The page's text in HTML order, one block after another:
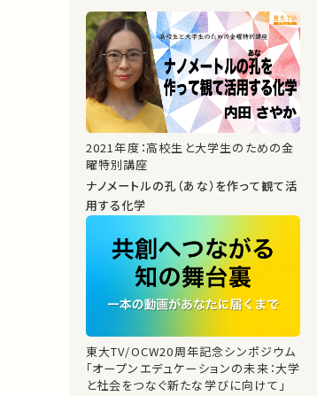
2021年度：高校生と大学生のための金
曜特別講座
ナノメートルの孔（あな）を作って観て活
用する化学
東大TV/OCW20周年記念シンポジウム
「オープンエデュケーションの未来：大学
と社会をつなぐ新たな学びに向けて」